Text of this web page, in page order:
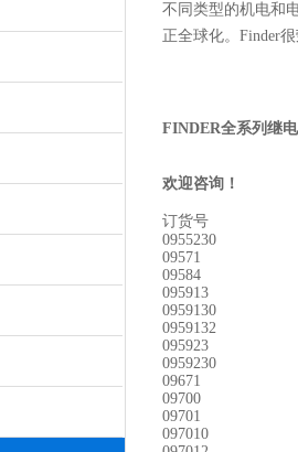
不同类型的机电和
正全球化。Finder
FINDER全系列继
欢迎咨询！
订货号
0955230
09571
09584
095913
0959130
0959132
095923
0959230
09671
09700
09701
097010